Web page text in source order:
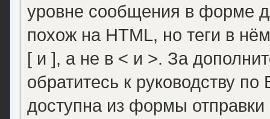
уровне сообщения в форме
похож на HTML, но теги в
[ и ], а не в < и >. За
обратитесь к руководству
доступна из формы